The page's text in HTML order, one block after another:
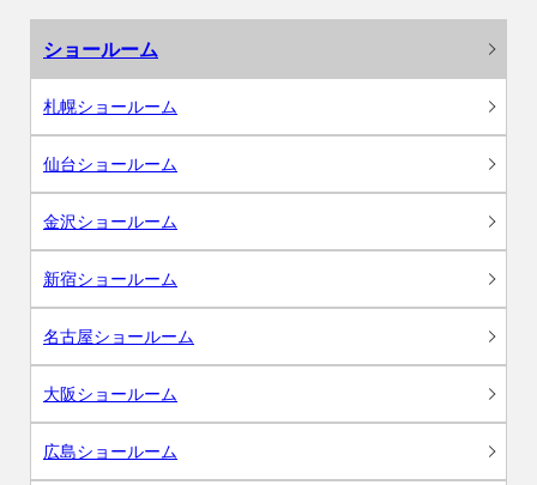
ショールーム
札幌ショールーム
仙台ショールーム
金沢ショールーム
新宿ショールーム
名古屋ショールーム
大阪ショールーム
広島ショールーム